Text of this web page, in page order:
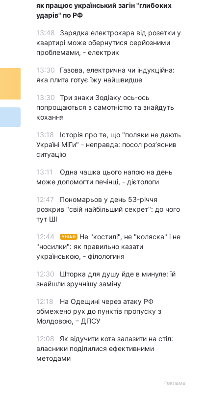
як працює український загін "глибоких
ударів" по РФ
13:48
Зарядка електрокара від розетки у
квартирі може обернутися серйозними
проблемами, - електрик
13:30
Газова, електрична чи індукційна:
яка плита готує їжу найшвидше
13:30
Три знаки Зодіаку ось-ось
попрощаються з самотністю та знайдуть
кохання
13:18
Історія про те, що "поляки не дають
Україні МіГи" - неправда: посол роз’яснив
ситуацію
13:11
Одна чашка цього напою на день
може допомогти печінці, - дієтологи
12:47
Пономарьов у день 53-річчя
розкрив "свій найбільший секрет": до чого
тут ШІ
12:44 УНІАН
Не "костилі", не "коляска" і не
"носилки": як правильно казати
українською, - філологиня
12:30
Шторка для душу йде в минуле: їй
знайшли зручнішу заміну
12:18
На Одещині через атаку РФ
обмежено рух до пунктів пропуску з
Молдовою, – ДПСУ
12:08
Як відучити кота залазити на стіл:
власники поділилися ефективними
методами
Реклама